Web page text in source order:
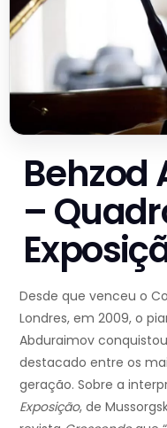
Behzod
–
Desde que venceu o
Londres, em 2009, o
Abduraimov
destacado entre os
geração. Sobre a
Exposição, de